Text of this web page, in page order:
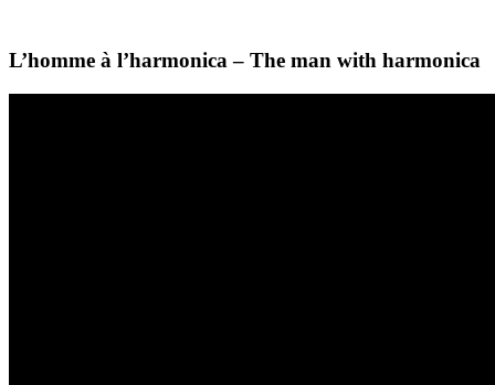
L’homme à l’harmonica – The man with harmonica